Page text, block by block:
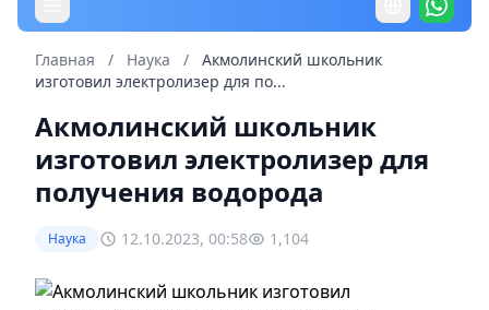
Главная / Наука /
Акмолинский школьник
изготовил электролизер для по...
Акмолинский школьник
изготовил электролизер для
получения водорода
Наука 12.10.2023, 00:58 1,104